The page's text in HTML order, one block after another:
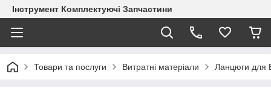
Інструмент Комплектуючі Запчастини
Товари та послуги Витратні матеріали Ланцюги для